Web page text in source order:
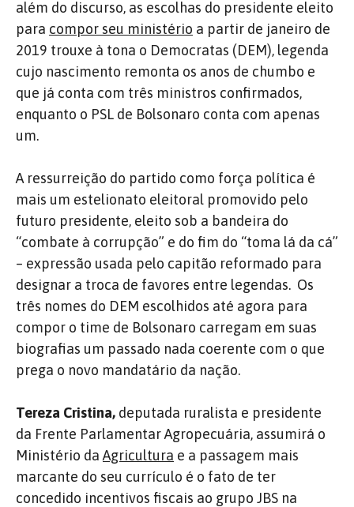
além do discurso, as escolhas do presidente eleito
para compor seu ministério a partir de janeiro de
2019 trouxe à tona o Democratas (DEM), legenda
cujo nascimento remonta os anos de chumbo e
que já conta com três ministros confirmados,
enquanto o PSL de Bolsonaro conta com apenas
um.
A ressurreição do partido como força política é
mais um estelionato eleitoral promovido pelo
futuro presidente, eleito sob a bandeira do
“combate à corrupção” e do fim do “toma lá da cá”
– expressão usada pelo capitão reformado para
designar a troca de favores entre legendas. Os
três nomes do DEM escolhidos até agora para
compor o time de Bolsonaro carregam em suas
biografias um passado nada coerente com o que
prega o novo mandatário da nação.
Tereza Cristina, deputada ruralista e presidente
da Frente Parlamentar Agropecuária, assumirá o
Ministério da Agricultura e a passagem mais
marcante do seu currículo é o fato de ter
concedido incentivos fiscais ao grupo JBS na